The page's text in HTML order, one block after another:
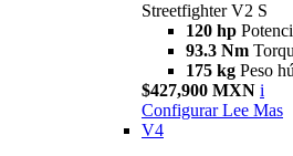
Streetfighter V2 S
120 hp
93.3 Nm
175 kg Peso
$427,900 MXN i
Configurar Lee Mas
V4